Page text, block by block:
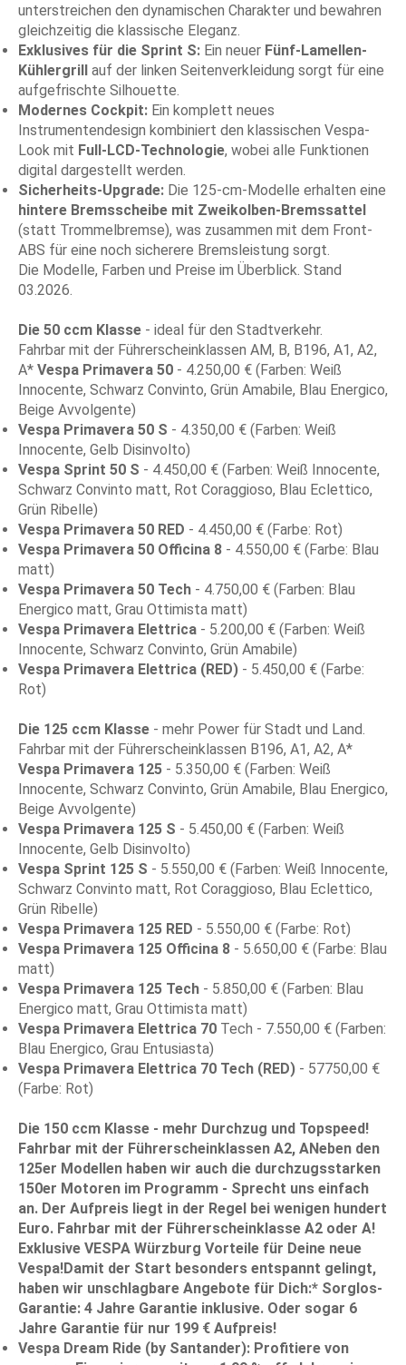
unterstreichen den dynamischen Charakter und bewahren
gleichzeitig die klassische Eleganz.
Exklusives für die Sprint S: Ein neuer Fünf-Lamellen-
Kühlergrill auf der linken Seitenverkleidung sorgt für eine
aufgefrischte Silhouette.
Modernes Cockpit: Ein komplett neues
Instrumentendesign kombiniert den klassischen Vespa-
Look mit Full-LCD-Technologie, wobei alle Funktionen
digital dargestellt werden.
Sicherheits-Upgrade: Die 125-cm-Modelle erhalten eine
hintere Bremsscheibe mit Zweikolben-Bremssattel
(statt Trommelbremse), was zusammen mit dem Front-
ABS für eine noch sicherere Bremsleistung sorgt.
Die Modelle, Farben und Preise im Überblick. Stand
03.2026.
Die 50 ccm Klasse - ideal für den Stadtverkehr.
Fahrbar mit der Führerscheinklassen AM, B, B196, A1, A2,
A* Vespa Primavera 50 - 4.250,00 € (Farben: Weiß
Innocente, Schwarz Convinto, Grün Amabile, Blau Energico,
Beige Avvolgente)
Vespa Primavera 50 S - 4.350,00 € (Farben: Weiß
Innocente, Gelb Disinvolto)
Vespa Sprint 50 S - 4.450,00 € (Farben: Weiß Innocente,
Schwarz Convinto matt, Rot Coraggioso, Blau Eclettico,
Grün Ribelle)
Vespa Primavera 50 RED - 4.450,00 € (Farbe: Rot)
Vespa Primavera 50 Officina 8 - 4.550,00 € (Farbe: Blau
matt)
Vespa Primavera 50 Tech - 4.750,00 € (Farben: Blau
Energico matt, Grau Ottimista matt)
Vespa Primavera Elettrica - 5.200,00 € (Farben: Weiß
Innocente, Schwarz Convinto, Grün Amabile)
Vespa Primavera Elettrica (RED) - 5.450,00 € (Farbe:
Rot)
Die 125 ccm Klasse - mehr Power für Stadt und Land.
Fahrbar mit der Führerscheinklassen B196, A1, A2, A*
Vespa Primavera 125 - 5.350,00 € (Farben: Weiß
Innocente, Schwarz Convinto, Grün Amabile, Blau Energico,
Beige Avvolgente)
Vespa Primavera 125 S - 5.450,00 € (Farben: Weiß
Innocente, Gelb Disinvolto)
Vespa Sprint 125 S - 5.550,00 € (Farben: Weiß Innocente,
Schwarz Convinto matt, Rot Coraggioso, Blau Eclettico,
Grün Ribelle)
Vespa Primavera 125 RED - 5.550,00 € (Farbe: Rot)
Vespa Primavera 125 Officina 8 - 5.650,00 € (Farbe: Blau
matt)
Vespa Primavera 125 Tech - 5.850,00 € (Farben: Blau
Energico matt, Grau Ottimista matt)
Vespa Primavera Elettrica 70 Tech - 7.550,00 € (Farben:
Blau Energico, Grau Entusiasta)
Vespa Primavera Elettrica 70 Tech (RED) - 57750,00 €
(Farbe: Rot)
Die 150 ccm Klasse - mehr Durchzug und Topspeed!
Fahrbar mit der Führerscheinklassen A2, ANeben den
125er Modellen haben wir auch die durchzugsstarken
150er Motoren im Programm - Sprecht uns einfach
an. Der Aufpreis liegt in der Regel bei wenigen hundert
Euro. Fahrbar mit der Führerscheinklasse A2 oder A!
Exklusive VESPA Würzburg Vorteile für Deine neue
Vespa!Damit der Start besonders entspannt gelingt,
haben wir unschlagbare Angebote für Dich:* Sorglos-
Garantie: 4 Jahre Garantie inklusive. Oder sogar 6
Jahre Garantie für nur 199 € Aufpreis!
Vespa Dream Ride (by Santander): Profitiere von